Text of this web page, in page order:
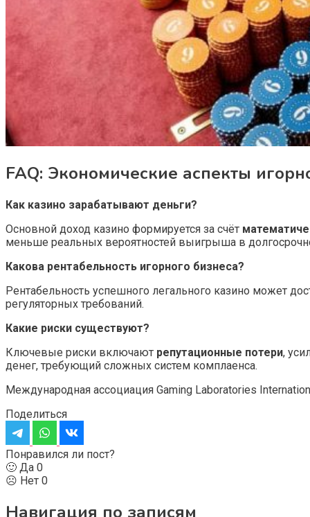
FAQ: Экономические аспекты
Как казино зарабатывают деньги?
Основной доход казино формируется за счёт
меньше реальных вероятностей выигрыша в
Какова рентабельность игорного бизнеса?
Рентабельность успешного легального казино может
регуляторных требований.
Какие риски существуют?
Ключевые риски включают репутационные потери,
денег, требующий сложных систем комплаенса.
Международная ассоциация Gaming Laboratories
Поделиться
Понравился ли пост?
🙂 Да 0
☹️ Нет 0
Навигация по записям